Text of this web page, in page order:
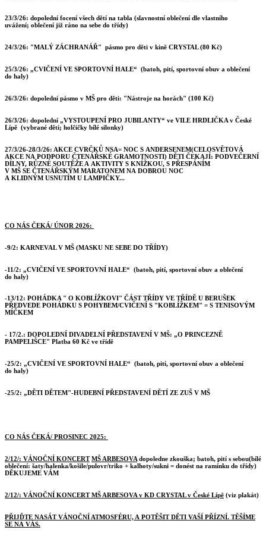
23/3/26: dopolední focení všech dětí na tabla (slavnostní oblečení dle vlastního
uvážení; oblečení již ráno na sebe do třídy)
24/3/26: "MALÝ ZÁCHRANÁŘ" pásmo pro děti v kině CRYSTAL (80 Kč)
25/3/26: „CVIČENÍ VE SPORTOVNÍ HALE“ (batoh, pití, sportovní obuv a oblečení
do haly)
26/3/26: dopolední pásmo v MŠ pro děti: "Nástroje na horách" (100 Kč)
26/3/26: dopolední „VYSTOUPENÍ PRO JUBILANTY“ ve VILE HRDLIČKA v České
Lípě (vybrané děti; holčičky bílé silonky)
27/3/26-28/3/26: AKCE CVRČKŮ NSA= NOC S ANDERSENEM(CELOSVĚTOVÁ
AKCE NA PODPORU ČTENÁŘSKÉ GRAMOTNOSTI) DĚTI ČEKAJÍ: PODVEČERNÍ
DÍLNY, RŮZNÉ SOUTĚŽE A AKTIVITY S KNÍŽKOU, S PŘESPÁNÍM
V MŠ SE ČTENÁŘSKÝM MARATONEM NA DOBROU NOC
A KLIDNÝM USNUTÍM U LAMPIČKY...
CO NÁS ČEKÁ/ ÚNOR 2026:
-9/2: KARNEVAL V MŠ (MASKU NE SEBE DO TŘÍDY)
-11/2: „CVIČENÍ VE SPORTOVNÍ HALE“ (batoh, pití, sportovní obuv a oblečení
do haly)
-13/12: POHÁDKA " O KOBLÍŽKOVI" ČÁST TŘÍDY VE TŘÍDĚ U BERUŠEK
PŘEDVEDE POHÁDKU S POHYBEM/CVIČENÍ S "KOBLÍŽKEM" = S TENISOVÝM
MÍČKEM
- 17/2.: DOPOLEDNÍ DIVADELNÍ PŘEDSTAVENÍ V MŠ: „O PRINCEZNĚ
PAMPELIŠCE" Platba 60 Kč ve třídě
-25/2: „CVIČENÍ VE SPORTOVNÍ HALE“ (batoh, pití, sportovní obuv a oblečení
do haly)
-25/2: „DĚTI DĚTEM"-HUDEBNÍ PŘEDSTAVENÍ DĚTÍ ZE ZUŠ V MŠ
CO NÁS ČEKÁ/ PROSINEC 2025:
2/12/: VÁNOČNÍ KONCERT MŠ ARBESOVA dopoledne zkouška; batoh, pití s sebou(bílé
oblečení: šaty/halenka/košile/pulovr/triko + kalhoty/sukni = donést na ramínku do třídy)
DĚKUJEME VÁM
2/12/: VÁNOČNÍ KONCERT MŠ ARBESOVA v KD CRYSTAL v České Lípě (viz plakát)
PŘIJĎTE NASÁT VÁNOČNÍ ATMOSFÉRU, A POTĚŠIT DĚTI VAŠÍ PŘÍZNÍ. TĚŠÍME
SE NA VÁS.